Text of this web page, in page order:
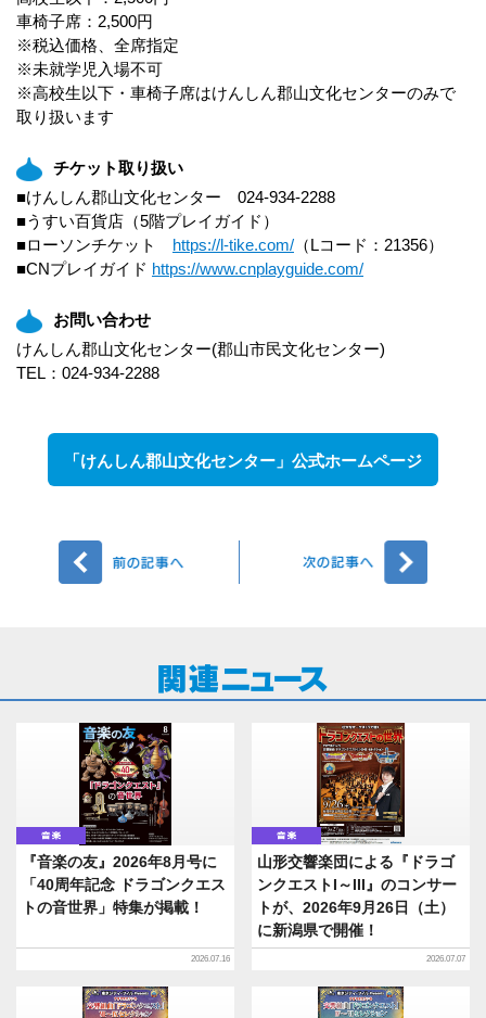
車椅子席：2,500円
※税込価格、全席指定
※未就学児入場不可
※高校生以下・車椅子席はけんしん郡山文化センターのみで
取り扱います
チケット取り扱い
■けんしん郡山文化センター 024-934-2288
■うすい百貨店（5階プレイガイド）
■ローソンチケット https://l-tike.com/ （Lコード：21356）
■CNプレイガイド https://www.cnplayguide.com/
お問い合わせ
けんしん郡山文化センター(郡山市民文化センター)
TEL：024-934-2288
「けんしん郡山文化センター」公式ホームページ
音楽
『音楽の友』2026年8月号に
「40周年記念 ドラゴンクエス
トの音世界」特集が掲載！
2026.07.16
音楽
山形交響楽団による『ドラゴ
ンクエストI～III』のコンサー
トが、2026年9月26日（土）
に新潟県で開催！
2026.07.07